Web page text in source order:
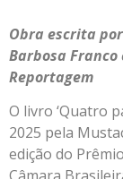
Obra escrita
Barbosa
Reportagem
O livro ‘Quatro
2025 pela
edição do